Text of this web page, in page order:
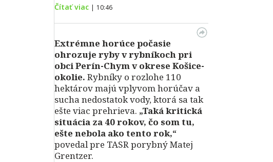
Čítať viac | 10:46
Extrémne horúce počasie
ohrozuje ryby v rybníkoch pri
obci Perín-Chym v okrese Košice-
okolie. Rybníky o rozlohe 110
hektárov majú vplyvom horúčav a
sucha nedostatok vody, ktorá sa tak
ešte viac prehrieva. „Taká kritická
situácia za 40 rokov, čo som tu,
ešte nebola ako tento rok,“
povedal pre TASR porybný Matej
Grentzer.